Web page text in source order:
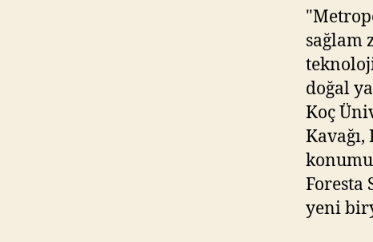
sağlam
doğal
Koç
Foresta
yeni